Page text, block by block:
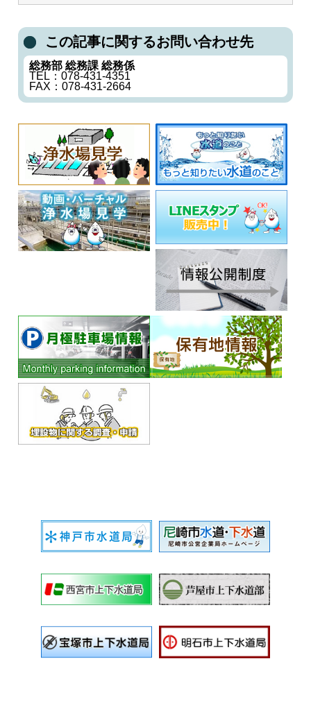
この記事に関するお問い合わせ先
総務部 総務課 総務係
TEL：078-431-4351
FAX：078-431-2664